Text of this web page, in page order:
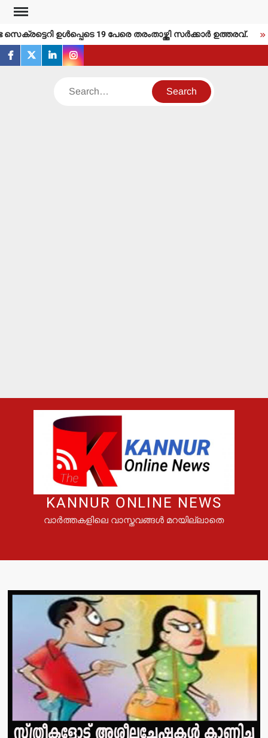
Skip
content
ഉള്‍പ്പെടെ 19 പേരെ തരംതാഴ്ത്തി സര്‍ക്കാര്‍ ഉത്തരവ്.
facebook
twitterlinkedininstagram
Search
KANNUR ONLINE NEWS
വാർത്തകളിലെ വാസ്തവങ്ങൾ മറയില്ലാതെ